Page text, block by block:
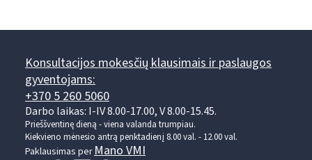
Konsultacijos mokesčių klausimais ir paslaugos
gyventojams:
+370 5 260 5060
Darbo laikas: I-IV 8.00-17.00, V 8.00-15.45.
Prieššventinę dieną - viena valanda trumpiau.
Kiekvieno mėnesio antrą penktadienį 8.00 val. - 12.00 val.
Paklausimas per Mano VMI